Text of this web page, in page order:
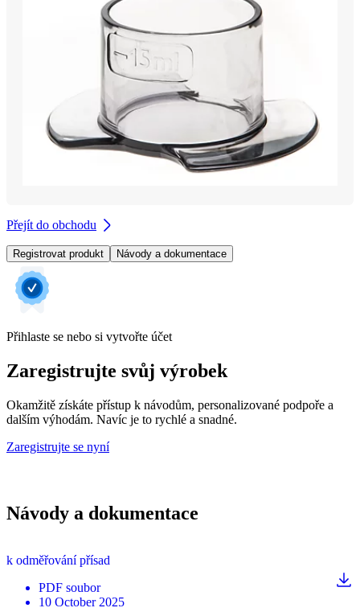
Přejít do obchodu
Registrovat produkt Návody a dokumentace
Přihlaste se nebo si vytvořte účet
Zaregistrujte svůj výrobek
Okamžitě získáte přístup k návodům, personalizované podpoře a
dalším výhodám. Navíc je to rychlé a snadné.
Zaregistrujte se nyní
Návody a dokumentace
k odměřování přísad
PDF soubor
10 October 2025